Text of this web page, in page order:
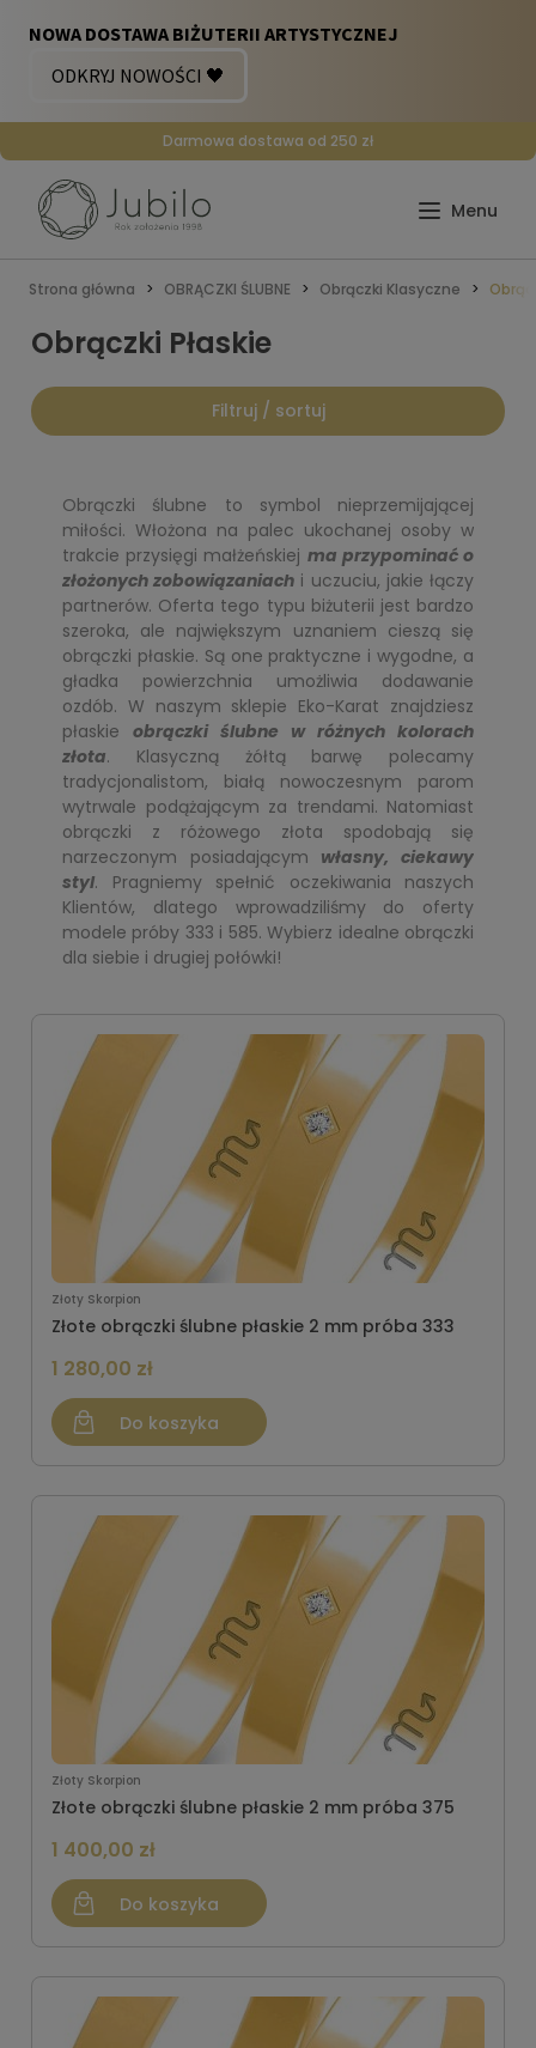
Darmowa dostawa od 250 zł
Strona główna OBRĄCZKI ŚLUBNE Obrączki Klasyczne
Obrączki Płaskie
Filtruj / sortuj
Obrączki ślubne to symbol nieprzemijającej
miłości. Włożona na palec ukochanej osoby w
trakcie przysięgi małżeńskiej ma przypominać o
złożonych zobowiązaniach i uczuciu, jakie łączy
partnerów. Oferta tego typu biżuterii jest bardzo
szeroka, ale największym uznaniem cieszą się
obrączki płaskie. Są one praktyczne i wygodne, a
gładka powierzchnia umożliwia dodawanie
ozdób. W naszym sklepie Eko-Karat znajdziesz
płaskie obrączki ślubne w różnych kolorach
złota. Klasyczną żółtą barwę polecamy
tradycjonalistom, białą nowoczesnym parom
wytrwale podążającym za trendami. Natomiast
obrączki z różowego złota spodobają się
narzeczonym posiadającym własny, ciekawy
styl. Pragniemy spełnić oczekiwania naszych
Klientów, dlatego wprowadziliśmy do oferty
modele próby 333 i 585. Wybierz idealne obrączki
dla siebie i drugiej połówki!
Złoty Skorpion
Złote obrączki ślubne płaskie 2 mm próba 333
1 280,00 zł
Do koszyka
Złoty Skorpion
Złote obrączki ślubne płaskie 2 mm próba 375
1 400,00 zł
Do koszyka